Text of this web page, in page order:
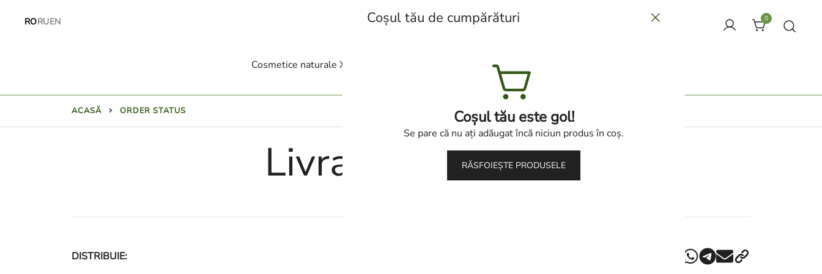
Coșul tău de cumpărături
Coșul tău este gol!
Se pare că nu ați adăugat încă niciun produs în coș.
RĂSFOIEȘTE PRODUSELE
RORUEN 0
Cosmetice naturale Xiaomoxuan Blog
ACASĂ ORDER STATUS
Livrare nereușită
DISTRIBUIE: